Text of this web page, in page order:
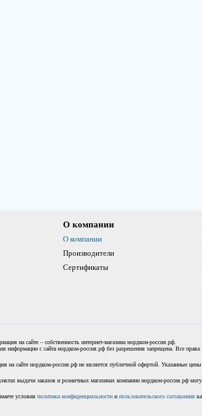
О компании
О компании
Производители
Сертификаты
на сайте – собственность интернет-магазина нордком-россия.рф.
информации с сайта нордком-россия.рф без разрешения запрещена. Все
на сайте нордком-россия.рф не является публичной офертой. Указанные
выдачи заказов и розничных магазинах компании нордком-россия.рф
условия политики конфиденциальности и пользовательского соглашения